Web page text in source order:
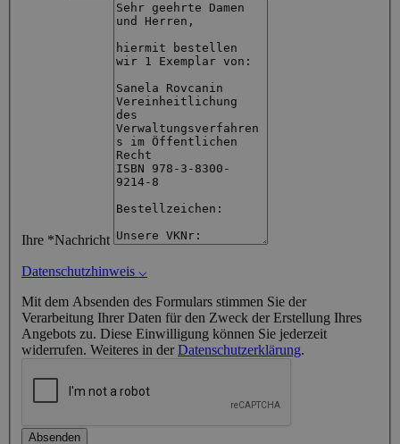
Ihre *Nachricht
Datenschutzhinweis ⌵
Mit dem Absenden des Formulars stimmen Sie der
Verarbeitung Ihrer Daten für den Zweck der Erstellung Ihres
Angebots zu. Diese Einwilligung können Sie jederzeit
widerrufen. Weiteres in derDatenschutzerklärung.
Absenden